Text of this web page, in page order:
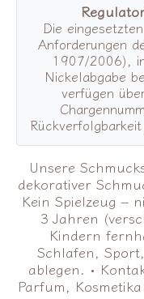
Die
Anforderungen
1907/2006),
Nickelabgabe
verfügen
Unsere
dekorativer
Kein Spielzeug –
3 Jahren
Kindern
Schlafen,
ablegen. •
Parfum,